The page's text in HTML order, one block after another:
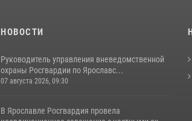
НОВОСТИ
Руководитель управления вневедомственной
охраны Росгвардии по Ярославс...
07 августа 2026, 09:30
В Ярославле Росгвардия провела